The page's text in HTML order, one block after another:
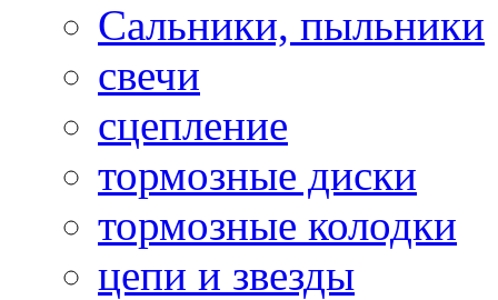
Сальники, пыльники
свечи
сцепление
тормозные диски
тормозные колодки
цепи и звезды